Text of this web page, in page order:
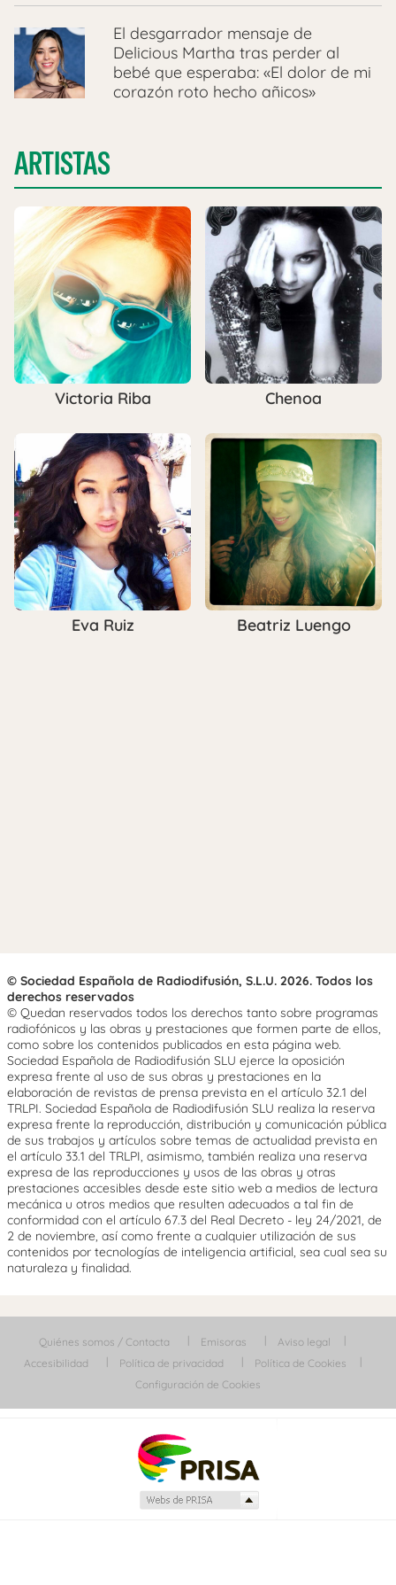
El desgarrador mensaje de
Delicious Martha tras perder al
bebé que esperaba: «El dolor de mi
corazón roto hecho añicos»
ARTISTAS
Victoria Riba Chenoa
Eva Ruiz Beatriz Luengo
© Sociedad Española de Radiodifusión, S.L.U. 2026. Todos los
derechos reservados
© Quedan reservados todos los derechos tanto sobre programas
radiofónicos y las obras y prestaciones que formen parte de ellos,
como sobre los contenidos publicados en esta página web.
Sociedad Española de Radiodifusión SLU ejerce la oposición
expresa frente al uso de sus obras y prestaciones en la
elaboración de revistas de prensa prevista en el artículo 32.1 del
TRLPI. Sociedad Española de Radiodifusión SLU realiza la reserva
expresa frente la reproducción, distribución y comunicación pública
de sus trabajos y artículos sobre temas de actualidad prevista en
el artículo 33.1 del TRLPI, asimismo, también realiza una reserva
expresa de las reproducciones y usos de las obras y otras
prestaciones accesibles desde este sitio web a medios de lectura
mecánica u otros medios que resulten adecuados a tal fin de
conformidad con el artículo 67.3 del Real Decreto - ley 24/2021, de
2 de noviembre, así como frente a cualquier utilización de sus
contenidos por tecnologías de inteligencia artificial, sea cual sea su
naturaleza y finalidad.
Quiénes somos / Contacta Emisoras
Aviso legal
Accesibilidad
Política de privacidad
Política de Cookies
Configuración de Cookies